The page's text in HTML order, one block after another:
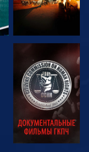
СМОТРЕТЬ